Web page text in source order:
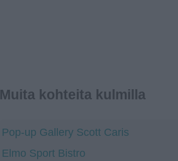
Muita kohteita kulmilla
Pop-up Gallery Scott Caris
Elmo Sport Bistro